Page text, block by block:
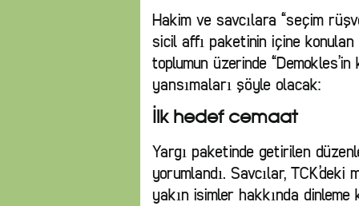
Hakim ve savcılara “seçim
sicil affı paketinin içine
toplumun üzerinde
yansımaları şöyle olacak:
İlk hedef cemaat
Yargı paketinde getirilen
yorumlandı. Savcılar,
yakın isimler hakkında